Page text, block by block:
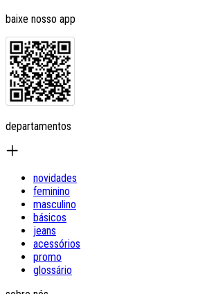
baixe nosso app
departamentos
novidades
feminino
masculino
básicos
jeans
acessórios
promo
glossário